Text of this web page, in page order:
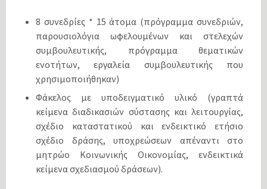
8 συνεδρίες * 15 άτομα (πρόγραμμα συνεδριών,
παρουσιολόγια ωφελουμένων και στελεχών
συμβουλευτικής, πρόγραμμα θεματικών
ενοτήτων, εργαλεία συμβουλευτικής που
χρησιμοποιήθηκαν)
Φάκελος με υποδειγματικό υλικό (γραπτά
κείμενα διαδικασιών σύστασης και λειτουργίας,
σχέδιο καταστατικού και ενδεικτικό ετήσιο
σχέδιο δράσης, υποχρεώσεων απέναντι στο
μητρώο Κοινωνικής Οικονομίας, ενδεικτικά
κείμενα σχεδιασμού δράσεων).